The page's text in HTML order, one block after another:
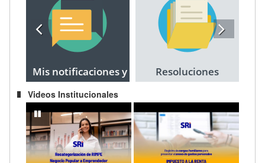
Mis notificaciones y
citaciones
Resoluciones
Videos Institucionales
pausar